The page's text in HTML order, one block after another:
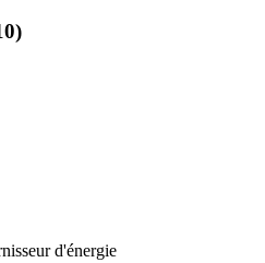
)
d'énergie